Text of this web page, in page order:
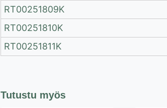
RT00251809K
RT00251810K
RT00251811K
Tutustu myös